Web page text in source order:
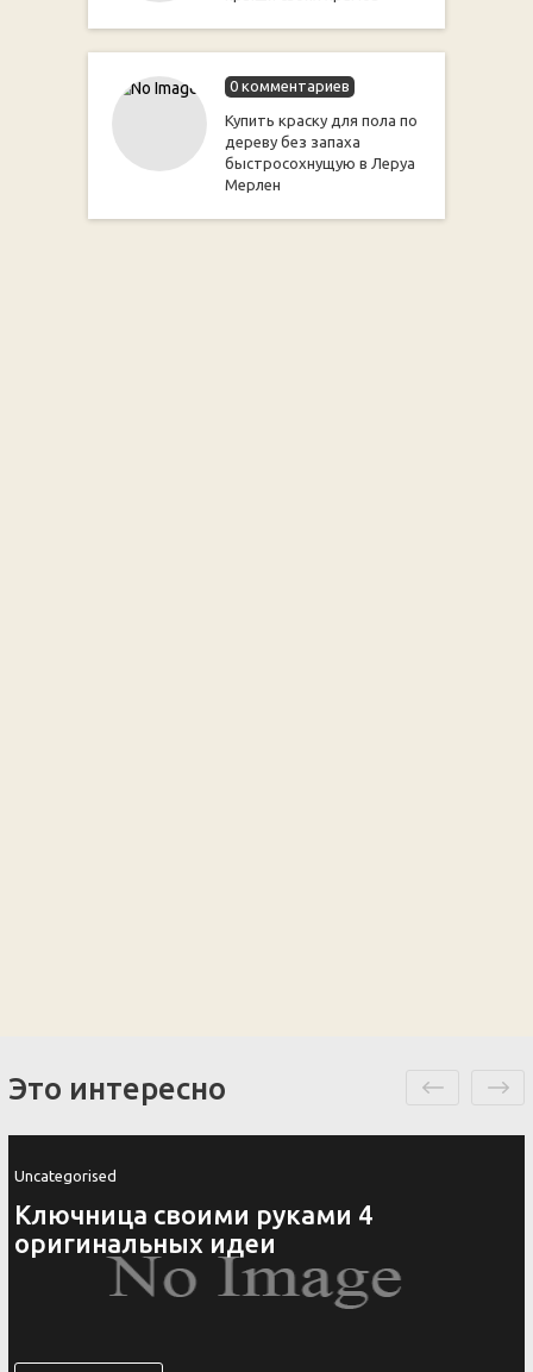
0 комментариев
Купить краску для пола по
дереву без запаха
быстросохнущую в Леруа
Мерлен
Это интересно
Uncategorised
Ключница своими руками 4
оригинальных идеи